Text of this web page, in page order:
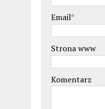
Email*
Strona www
Komentarz